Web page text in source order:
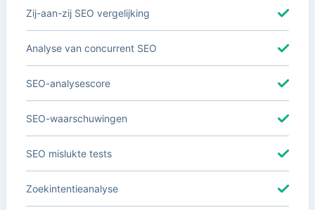
Zij-aan-zij SEO vergelijking
Analyse van concurrent SEO
SEO-analysescore
SEO-waarschuwingen
SEO mislukte tests
Zoekintentieanalyse